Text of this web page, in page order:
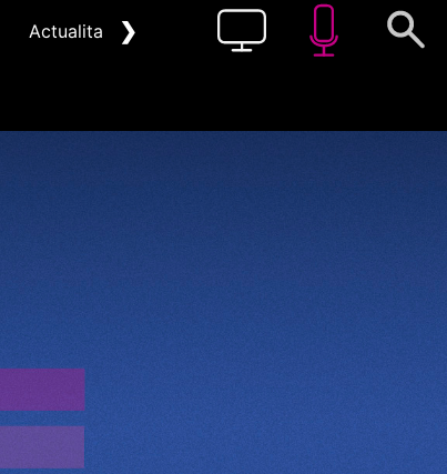
Actualitat Pòdcast
❯